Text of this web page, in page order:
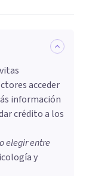
acceder
información
crédito a los
elegir entre
y